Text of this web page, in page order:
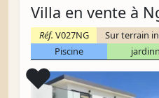
Villa en vente à
Réf. V027NG Sur terrain
Piscine
jardinn
❤️Coup